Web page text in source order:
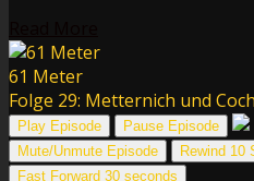
61 Meter
Folge 29: Metternich und
Play Episode
Pause Episode
Mute/Unmute Episode
Rewind 10
Fast Forward 30 seconds